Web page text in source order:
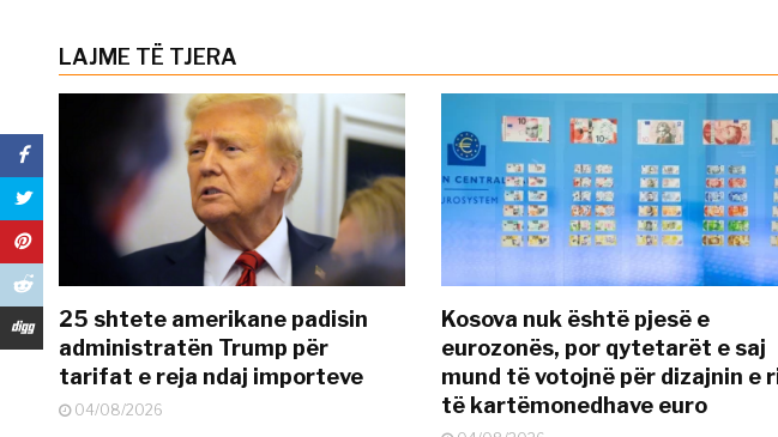
LAJME TË TJERA
25 shtete amerikane padisin
administratën Trump për
tarifat e reja ndaj importeve
04/08/2026
Kosova nuk është pjesë e
eurozonës, por qytetarët e saj
mund të votojnë për dizajnin e
të kartëmonedhave euro